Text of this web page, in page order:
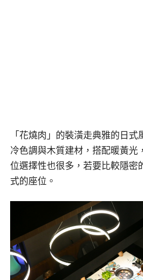
「花燒肉」的裝潢走典雅的日式
冷色調與木質建材，搭配暖黃光
位選擇性也很多，若要比較隱密
式的座位。